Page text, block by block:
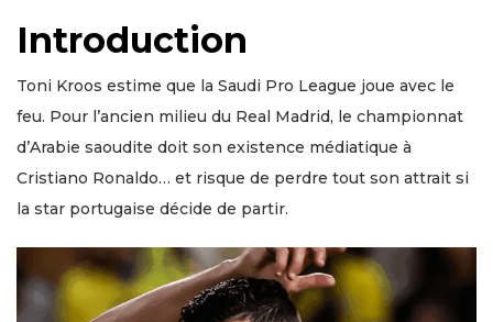
Introduction
Toni Kroos estime que la Saudi Pro League joue avec le
feu. Pour l’ancien milieu du Real Madrid, le championnat
d’Arabie saoudite doit son existence médiatique à
Cristiano Ronaldo… et risque de perdre tout son attrait si
la star portugaise décide de partir.